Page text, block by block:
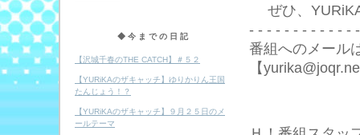
◆今までの日記
【沢城千春のTHE CATCH】＃５２
【YURiKAのザキャッチ】ゆりかりん王国
たんじょう！？
【YURiKAのザキャッチ】９月２５日のメ
ールテーマ
ぜひ、
- - - - - - - - - - - -
番組へのメール
【